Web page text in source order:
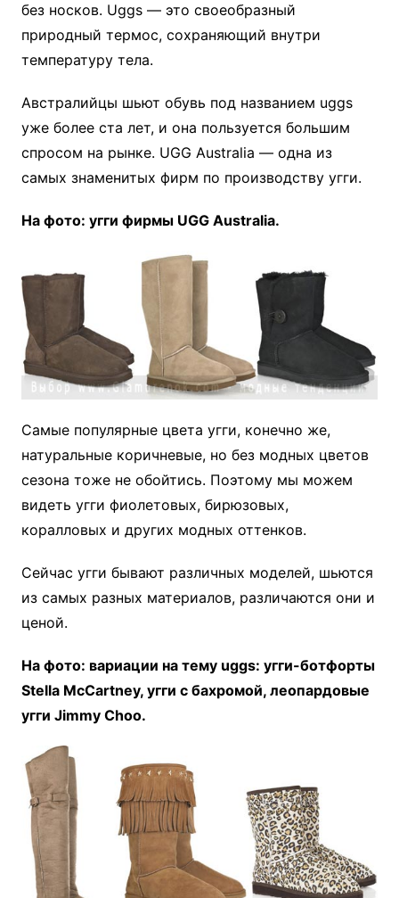
без носков. Uggs — это своеобразный
природный термос, сохраняющий внутри
температуру тела.
Австралийцы шьют обувь под названием uggs
уже более ста лет, и она пользуется большим
спросом на рынке. UGG Australia — одна из
самых знаменитых фирм по производству угги.
На фото: угги фирмы UGG Australia.
Самые популярные цвета угги, конечно же,
натуральные коричневые, но без модных цветов
сезона тоже не обойтись. Поэтому мы можем
видеть угги фиолетовых, бирюзовых,
коралловых и других модных оттенков.
Сейчас угги бывают различных моделей, шьются
из самых разных материалов, различаются они и
ценой.
На фото: вариации на тему uggs: угги-ботфорты
Stella McCartney, угги с бахромой, леопардовые
угги Jimmy Choo.